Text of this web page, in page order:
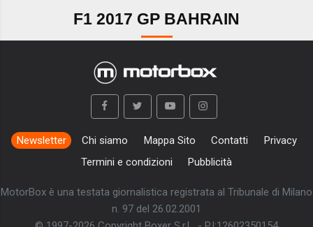
F1 2017 GP BAHRAIN
Newsletter Chi siamo Mappa Sito Contatti
Privacy
Termini e condizioni
Pubblicità
MotorBox è una testata giornalistica registrata al Tribunale di Milano
n. 97 del 26.02.2001